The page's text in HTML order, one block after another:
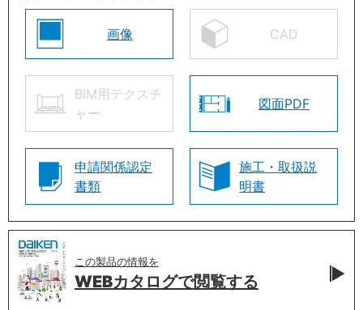
画像 CAD
BIM用テクスチ
ャー
図面PDF
申請関係認定
書類
施工・取扱説
明書
この製品の情報を
WEBカタログで閲覧する